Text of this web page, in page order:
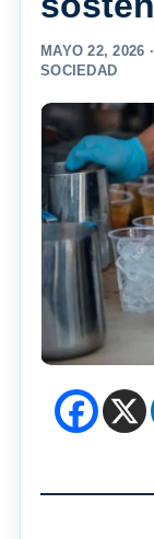
MAYO 22, 2026 ·
SOCIEDAD